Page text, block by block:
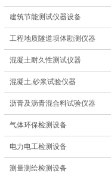
建筑节能测试仪器设备
工程地质隧道坝体勘测仪器
混凝土耐久性测试仪器
混凝土,砂浆试验仪器
沥青及沥青混合料试验仪器
气体环保检测设备
电力电工检测设备
测量测绘检测设备